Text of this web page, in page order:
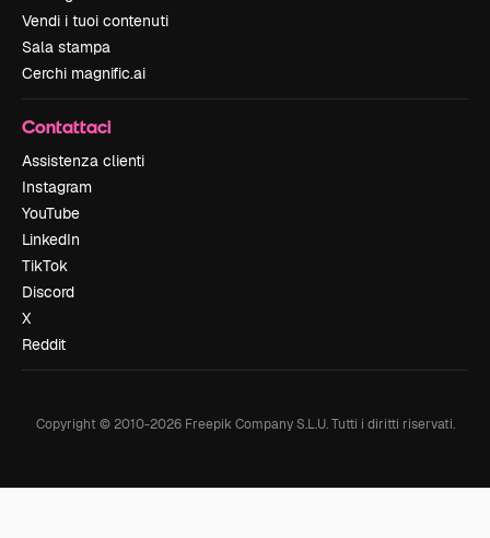
Vendi i tuoi contenuti
Sala stampa
Cerchi magnific.ai
Contattaci
Assistenza clienti
Instagram
YouTube
LinkedIn
TikTok
Discord
X
Reddit
Copyright © 2010-2026Freepik Company S.L.U. Tutti i diritti riservati.